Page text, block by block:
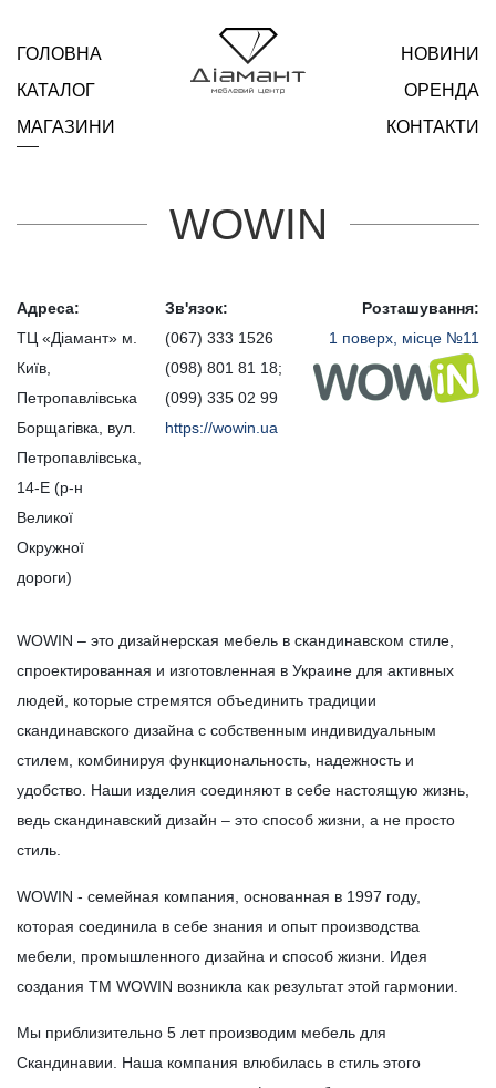
ГОЛОВНА
КАТАЛОГ
МАГАЗИНИ
НОВИНИ
ОРЕНДА
КОНТАКТИ
WOWIN
Адреса:
ТЦ «Діамант» м.
Київ,
Петропавлівська
Борщагівка, вул.
Петропавлівська,
14-Е (р-н
Великої
Окружної
дороги)
Зв'язок:
(067) 333 1526
(098) 801 81 18;
(099) 335 02 99
https://wowin.ua
Розташування:
1 поверх, місце №11
WOWIN – это дизайнерская мебель в скандинавском стиле,
спроектированная и изготовленная в Украине для активных
людей, которые стремятся объединить традиции
скандинавского дизайна с собственным индивидуальным
стилем, комбинируя функциональность, надежность и
удобство. Наши изделия соединяют в себе настоящую жизнь,
ведь скандинавский дизайн – это способ жизни, а не просто
стиль.
WOWIN - семейная компания, основанная в 1997 году,
которая соединила в себе знания и опыт производства
мебели, промышленного дизайна и способ жизни. Идея
создания ТМ WOWIN возникла как результат этой гармонии.
Мы приблизительно 5 лет производим мебель для
Скандинавии. Наша компания влюбилась в стиль этого